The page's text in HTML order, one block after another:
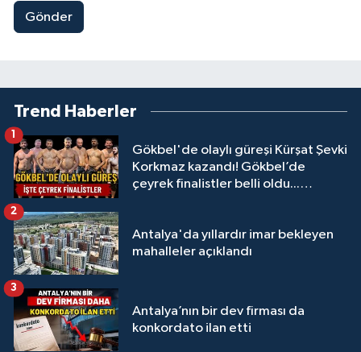
Gönder
Trend Haberler
Gökbel'de olaylı güreşi Kürşat Şevki
Korkmaz kazandı! Gökbel’de
çeyrek finalistler belli oldu...
Antalya'da yıllardır imar bekleyen
mahalleler açıklandı
2
Antalya’nın bir dev firması da
konkordato ilan etti
3